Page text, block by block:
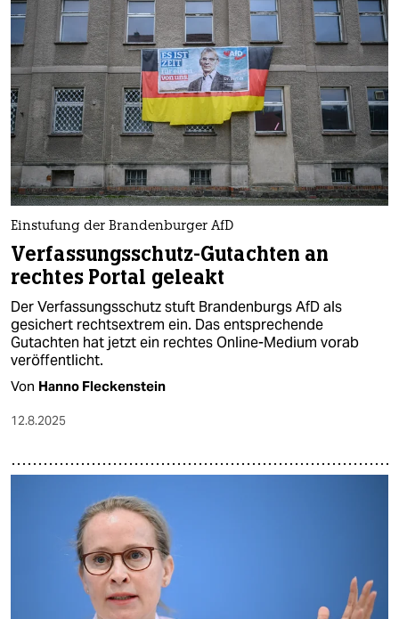
Einstufung der Brandenburger AfD
Verfassungsschutz-Gutachten an
rechtes Portal geleakt
Der Verfassungsschutz stuft Brandenburgs AfD als
gesichert rechtsextrem ein. Das entsprechende
Gutachten hat jetzt ein rechtes Online-Medium vorab
veröffentlicht.
Von Hanno Fleckenstein
12.8.2025